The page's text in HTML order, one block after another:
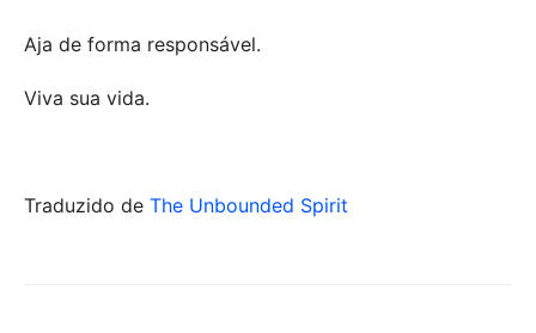
Aja de forma responsável.
Viva sua vida.
Traduzido de The Unbounded Spirit